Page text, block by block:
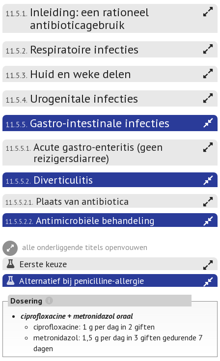
11.5.1. Inleiding: een rationeel
antibioticagebruik
11.5.2. Respiratoire infecties
11.5.3. Huid en weke delen
11.5.4. Urogenitale infecties
11.5.5. Gastro-intestinale infecties
11.5.5.1. Acute gastro-enteritis (geen
reizigersdiarree)
11.5.5.2. Diverticulitis
11.5.5.2.1. Plaats van antibiotica
11.5.5.2.2. Antimicrobiële behandeling
alle onderliggende titels openvouwen
Eerste keuze
Alternatief bij penicilline-allergie
Dosering
ciprofloxacine + metronidazol oraal
ciprofloxacine: 1 g per dag in 2 giften
metronidazol: 1,5 g per dag in 3 giften gedurende 7
dagen